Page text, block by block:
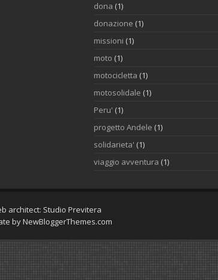
dona (1)
donazione (1)
missioni (1)
moto (1)
motocicletta (1)
motosolidale (1)
Peru' (1)
progetto Andele (1)
solidarieta' (1)
viaggio avventura (1)
architect: Studio Previtera
byNewBloggerThemes.com